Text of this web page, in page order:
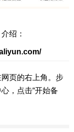
绍：
页的右上角。步
，点击“开始备